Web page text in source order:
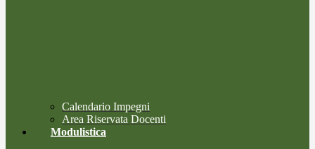
Calendario Impegni
Area Riservata Docenti
Modulistica